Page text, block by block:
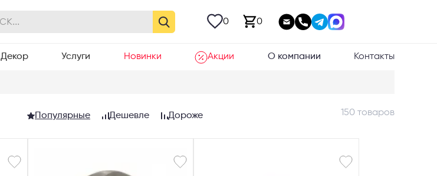
0 0
Декор Услуги Новинки Акции О компании Контакты
Популярные Дешевле Дороже 150 товаров